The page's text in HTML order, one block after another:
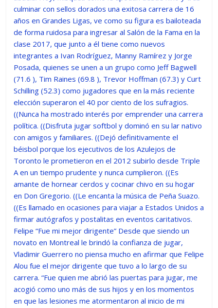
culminar con sellos dorados una exitosa carrera de 16
años en Grandes Ligas, ve como su figura es bailoteada
de forma ruidosa para ingresar al Salón de la Fama en la
clase 2017, que junto a él tiene como nuevos
integrantes a Ivan Rodríguez, Manny Ramírez y Jorge
Posada, quienes se unen a un grupo como Jeff Bagwell
(71.6 ), Tim Raines (69.8 ), Trevor Hoffman (67.3) y Curt
Schilling (52.3) como jugadores que en la más reciente
elección superaron el 40 por ciento de los sufragios.
((Nunca ha mostrado interés por emprender una carrera
política. ((Disfruta jugar softbol y dominó en su lar nativo
con amigos y familiares. ((Dejó definitivamente el
béisbol porque los ejecutivos de los Azulejos de
Toronto le prometieron en el 2012 subirlo desde Triple
A en un tiempo prudente y nunca cumplieron. ((Es
amante de hornear cerdos y cocinar chivo en su hogar
en Don Gregorio. ((Le encanta la música de Peña Suazo.
((Es llamado en ocasiones para viajar a Estados Unidos a
firmar autógrafos y postalitas en eventos caritativos.
Felipe “Fue mi mejor dirigente” Desde que siendo un
novato en Montreal le brindó la confianza de jugar,
Vladimir Guerrero no piensa mucho en afirmar que Felipe
Alou fue el mejor dirigente que tuvo a lo largo de su
carrera. “Fue quien me abrió las puertas para jugar, me
acogió como uno más de sus hijos y en los momentos
en que las lesiones me atormentaron al inicio de mi